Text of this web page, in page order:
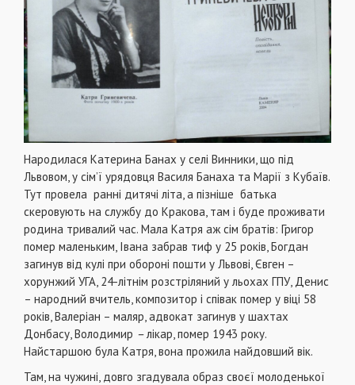
Народилася Катерина Банах у селі Винники, що під
Львовом, у сім’ї урядовця Василя Банаха та Марії з Кубаїв.
Тут провела ранні дитячі літа, а пізніше батька
скеровують на службу до Кракова, там і буде проживати
родина тривалий час. Мала Катря аж сім братів: Григор
помер маленьким, Івана забрав тиф у 25 років, Богдан
загинув від кулі при обороні пошти у Львові, Євген –
хорунжий УГА, 24-літнім розстріляний у льохах ГПУ, Денис
– народний вчитель, композитор і співак помер у віці 58
років, Валеріан – маляр, адвокат загинув у шахтах
Донбасу, Володимир –лікар, помер 1943 року.
Найстаршою була Катря, вона прожила найдовший вік.
Там, на чужині, довго згадувала образ своєї молоденької